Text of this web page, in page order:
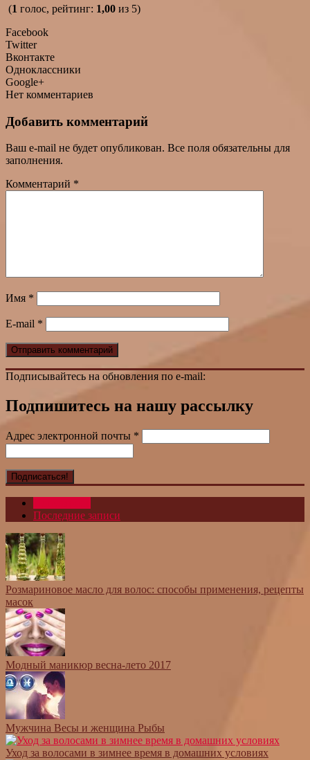
(1 голос, рейтинг: 1,00 из 5)
Facebook
Twitter
Вконтакте
Одноклассники
Google+
Нет комментариев
Добавить комментарий
Ваш e-mail не будет опубликован. Все поля обязательны для
заполнения.
Комментарий *
Имя *
E-mail *
Подписывайтесь на обновления по e-mail:
Подпишитесь на нашу рассылку
Адрес электронной почты *
Последние записи
Розмариновое масло для волос: способы применения, рецепты
масок
Модный маникюр весна-лето 2017
Мужчина Весы и женщина Рыбы
Уход за волосами в зимнее время в домашних условиях